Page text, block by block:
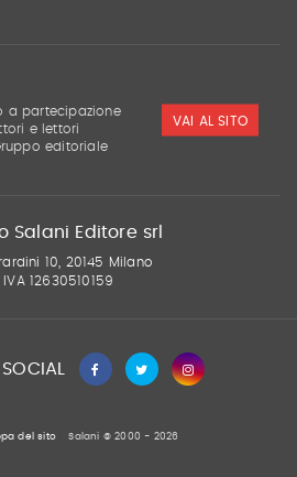
a partecipazione
e lettori
editoriale
VAI AL SITO
Salani Editore srl
10, 20145 Milano
IVA 12630510159
del sito Salani © 2000 - 2026